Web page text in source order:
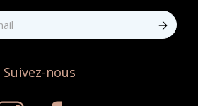
Suivez-nous